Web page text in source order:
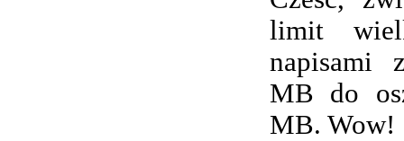
limit
napisami
MB do
MB. Wow!